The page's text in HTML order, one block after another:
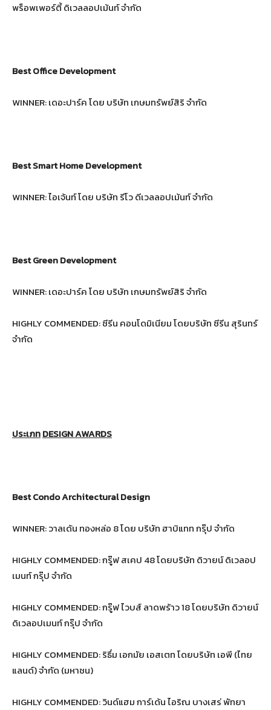
พร็อพเพอร์ตี้ ดิเวลลอปเม้นท์ จำกัด
Best Office Development
WINNER: เดอะปาร์ค โดย บริษัท เกษมทรัพย์สิริ จํากัด
Best Smart Home Development
WINNER: ไอเจ้นท์ โดย บริษัท รีโว ดีเวลลอปเม้นท์ จำกัด
Best Green Development
WINNER: เดอะปาร์ค โดย บริษัท เกษมทรัพย์สิริ จํากัด
HIGHLY COMMENDED: ซีรีน คอนโดมิเนียม โดยบริษัท ซีรีน สุรินทร์
จำกัด
ประเภทDESIGN AWARDS
Best Condo Architectural Design
WINNER: วาลเด้น ทองหล่อ 8 โดย บริษัท ฮาบิแทท กรุ๊ป จำกัด
HIGHLY COMMENDED: กรู๊ฟ สเคป 48 โดยบริษัท ดิวายน์ ดิเวลอป
เมนท์ กรุ๊ป จำกัด
HIGHLY COMMENDED: กรู๊ฟ ไวบส์ ลาดพร้าว 18 โดยบริษัท ดิวายน์
ดิเวลอปเมนท์ กรุ๊ป จำกัด
HIGHLY COMMENDED: ริธึ่ม เอกมัย เอสเตท โดยบริษัท เอพี (ไทย
แลนด์) จำกัด (มหาชน)
HIGHLY COMMENDED: วินด์แฮม การ์เด้น ไอริณ บางเสร่ พัทยา